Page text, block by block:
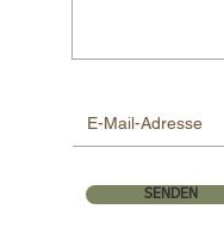
SENDEN